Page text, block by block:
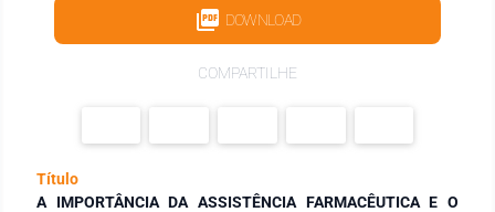
DOWNLOAD
COMPARTILHE
Título
A IMPORTÂNCIA DA ASSISTÊNCIA FARMACÊUTICA E O